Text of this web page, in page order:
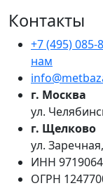
Контакты
+7 (495) 085-
нам
г. Москва
ул.
г. Щелково
ул.
ИНН
ОГРН